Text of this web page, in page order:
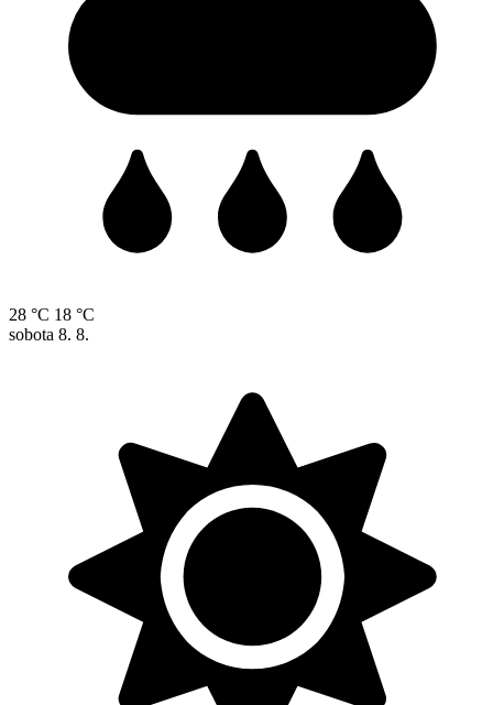
28 °C 18 °C
sobota 8. 8.